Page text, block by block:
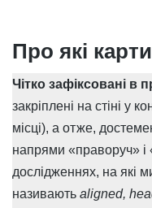
Про які
Чітко зафіксовані в
закріплені на стіні у
місці), а отже,
напрями «праворуч» і
дослідженнях, на які
називають aligned,